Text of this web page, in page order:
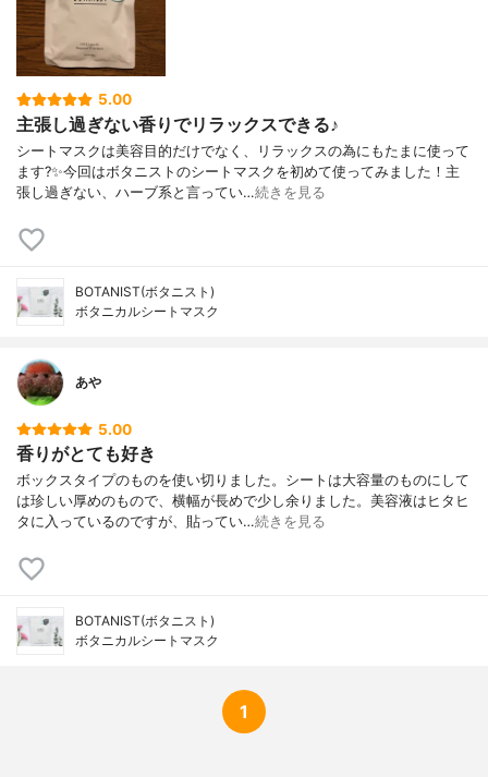
製造国
内容量のバリエーション
5.00
主張し過ぎない香りでリラックスできる♪
シートマスクは美容目的だけでなく、リラックスの為にもたまに使って
ます?✨今回はボタニストのシートマスクを初めて使ってみました！主
張し過ぎない、ハーブ系と言ってい…続きを見る
BOTANIST(ボタニスト)
ボタニカルシートマスク
あや
5.00
香りがとても好き
ボックスタイプのものを使い切りました。シートは大容量のものにして
は珍しい厚めのもので、横幅が長めで少し余りました。美容液はヒタヒ
タに入っているのですが、貼ってい…続きを見る
BOTANIST(ボタニスト)
ボタニカルシートマスク
1